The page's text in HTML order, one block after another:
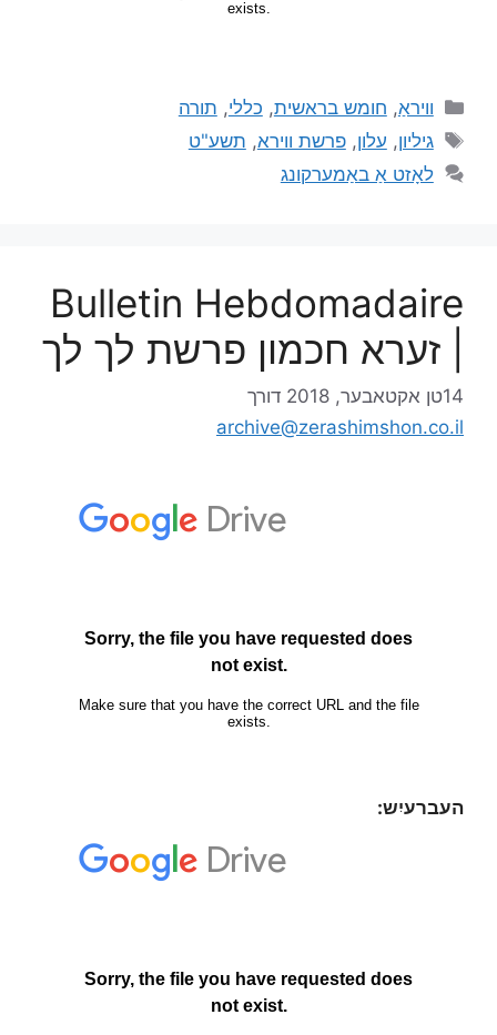
וויראַ, חומש בראשית, כללי, תורה
גיליון, עלון,פרשת ווירא, תשע"ט
לאָזט אַ באַמערקונג
Bulletin Hebdomadaire
| זערא חכמון פרשת לך לך
14טן אקטאבער, 2018
דורך
archive@zerashimshon.co.il
העברעיִש: